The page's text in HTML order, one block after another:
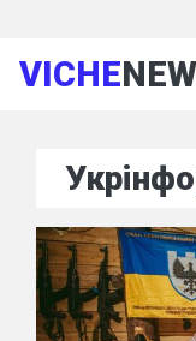
VICHE